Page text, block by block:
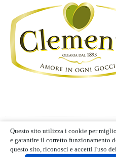
Termini d'uso-
MIND CUCINA E GUSTO |
Questo sito utilizza i cookie per
e garantire il corretto funzionamento
questo sito, riconosci e accetti l'uso